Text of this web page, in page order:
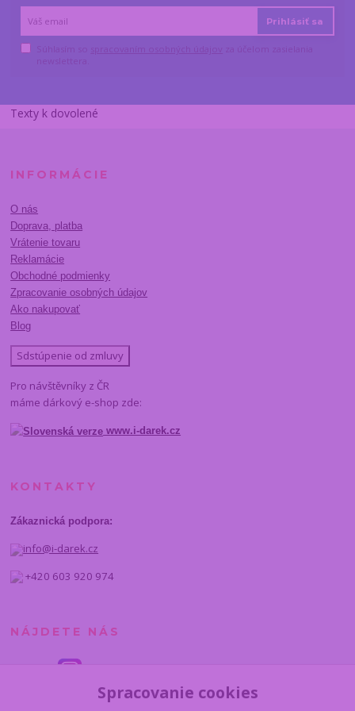
Prihlásiť sa
Texty k dovolené
INFORMÁCIE
O nás
Doprava, platba
Vrátenie tovaru
Reklamácie
Obchodné podmienky
Zpracovanie osobných údajov
Ako nakupovať
Blog
Sdstúpenie od zmluvy
Pro návštěvníky z ČR
máme dárkový e-shop zde:
www.i-darek.cz
KONTAKTY
Zákaznická podpora:
info@i-darek.cz
+420 603 920 974
NÁJDETE NÁS
Spracovanie cookies